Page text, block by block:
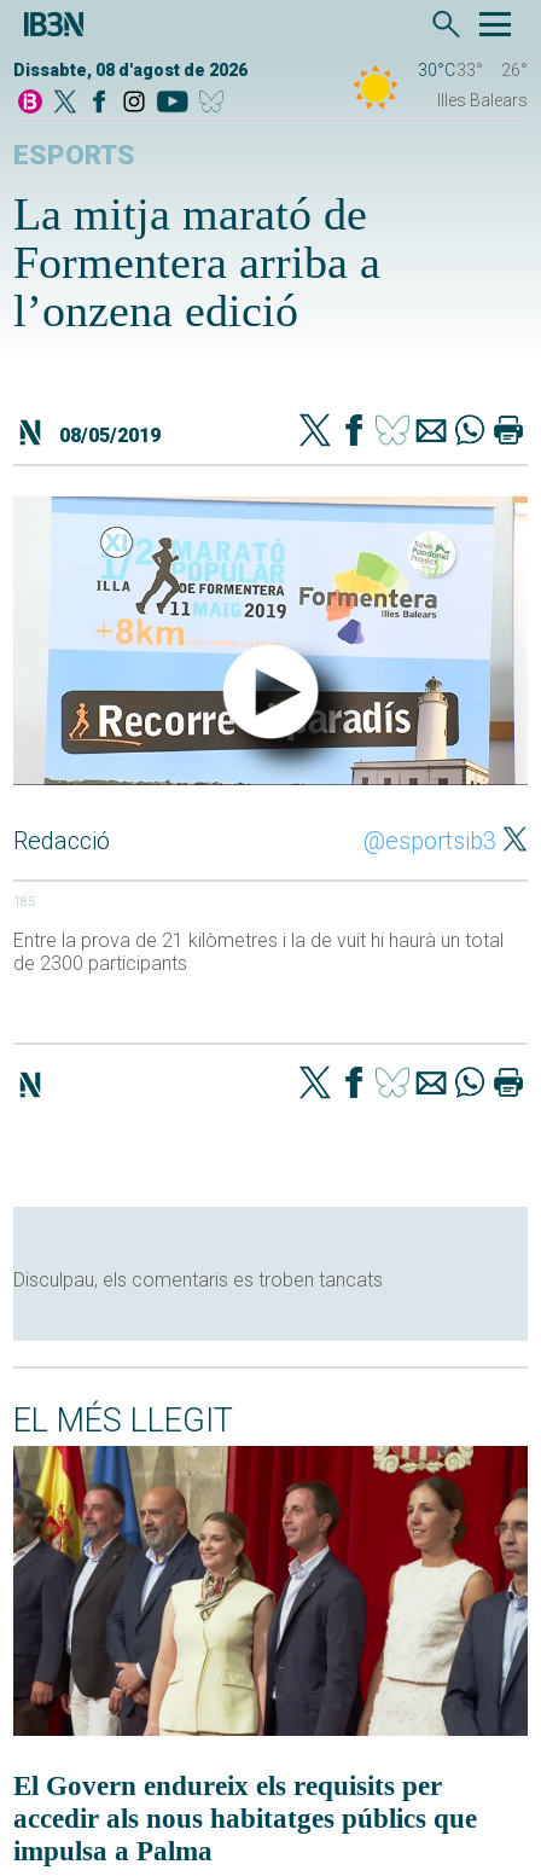
Dissabte, 08 d'agost de 2026 30°C33°
26°
Illes Balears
ESPORTS
La mitja marató de
Formentera arriba a
l’onzena edició
08/05/2019
Redacció @esportsib3
185
Entre la prova de 21 kilòmetres i la de vuit hi haurà un total
de 2300 participants
Disculpau, els comentaris es troben tancats
EL MÉS LLEGIT
El Govern endureix els requisits per
accedir als nous habitatges públics que
impulsa a Palma